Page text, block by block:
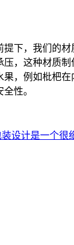
下，我们的
压，这种材质
，例如枇杷
性。
装设计是一个很